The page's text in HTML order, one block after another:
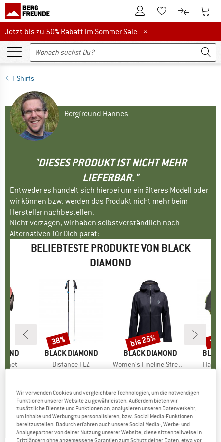
Zum KundenkontoZum Merkzettel.
Zum Zum
Jetzt bis zu 50% Rabatt im Sommer Sale
Jetzt bis zu 50% Rabatt im Sommer Sale »
T-Shirts
Bergfreund Hannes
"DIESES PRODUKT IST NICHT MEHR
LIEFERBAR."
Entweder es handelt sich hierbei um ein älteres Modell oder
wir können bzw. werden das Produkt nicht mehr beim
Hersteller nachbestellen.
Nicht verzagen, wir haben selbstverständlich noch
Alternativen für Dich parat:
BELIEBTESTE PRODUKTE VON BLACK
DIAMOND
1
)
MARKE
BLACK DIAMOND
Artikel
Distance FLZ
4.0(6)
Rabatt
38%
MARKE
BLACK DIAMOND
Artikel
Women's Fineline Stretch Shell
CHF 127.46
+1
4.9(9)
Rabatt
bis 25%
Artikel
Half
Wir verwenden Cookies und vergleichbare Technologien, um die notwendigen
Funktionen unserer Website zu gewährleisten. Außerdem bieten wir
zusätzliche Dienste und Funktionen an, analysieren unseren Datenverkehr,
um Inhalte und Werbung zu personalisieren, bzw. Social Media-Funktionen
bereitzustellen. Dadurch erfahren auch unsere Social Media-, Werbe- und
Analysepartner von deiner Nutzung unserer Website; diese sitzen teilweise in
Drittländern ohne angemessene Garantien zum Schutz deiner Daten, etwa vor